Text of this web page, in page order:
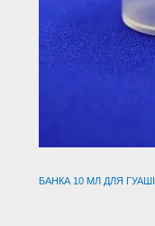
БАНКА 10 МЛ ДЛЯ ГУАШІ